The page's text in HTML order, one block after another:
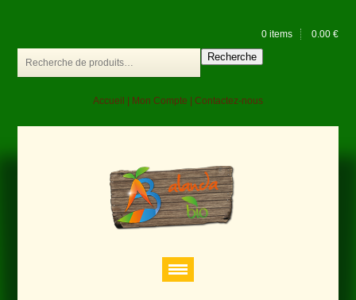
0 items 0.00 €
Recherche
Accueil Mon Compte Contactez-nous